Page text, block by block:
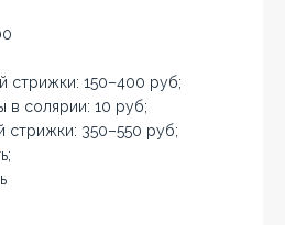
стрижки: 150–400 руб;
в солярии: 10 руб;
стрижки: 350–550 руб;